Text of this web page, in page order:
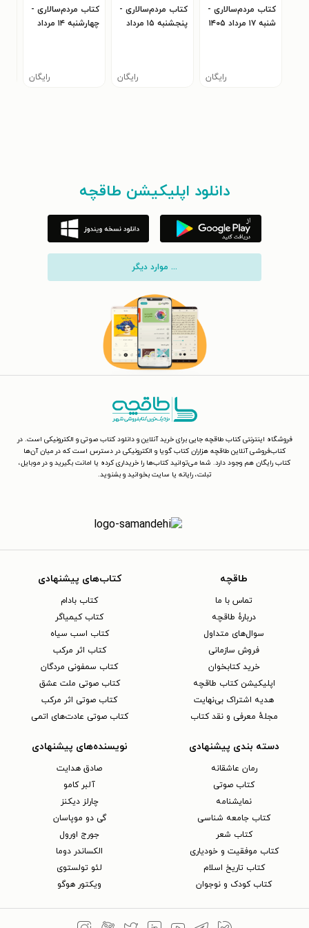
کتاب مردم‌سالاری -
شنبه ۱۷ مرداد ۱۴۰۵
رایگان
کتاب مردم‌سالاری -
پنجشنبه ۱۵ مرداد
رایگان
کتاب مردم‌سالاری -
چهارشنبه ۱۴ مرداد
رایگان
دانلود اپلیکیشن طاقچه
... موارد دیگر
فروشگاه اینترنتی کتاب طاقچه جایی برای خرید آنلاین و دانلود کتاب صوتی و الکترونیکی است. در
کتاب‌فروشی آنلاین طاقچه هزاران کتاب گویا و الکترونیکی در دسترس است که در میان آن‌ها
کتاب رایگان هم وجود دارد. شما می‌توانید کتاب‌ها را خریداری کرده یا امانت بگیرید و در موبایل،
تبلت، رایانه یا سایت بخوانید و بشنوید.
طاقچه
تماس با ما
دربارهٔ طاقچه
سوال‌های متداول
فروش سازمانی
خرید کتابخوان
اپلیکیشن کتاب طاقچه
هدیه اشتراک بی‌نهایت
مجلهٔ معرفی و نقد کتاب
کتاب‌های پیشنهادی
کتاب بادام
کتاب کیمیاگر
کتاب اسب سیاه
کتاب اثر مرکب
کتاب سمفونی مردگان
کتاب صوتی ملت عشق
کتاب صوتی اثر مرکب
کتاب صوتی عادت‌های اتمی
دسته بندی پیشنهادی
رمان عاشقانه
کتاب‌ صوتی
نمایشنامه
کتاب جامعه شناسی
کتاب شعر
کتاب موفقیت و خودیاری
کتاب تاریخ اسلام
کتاب کودک و نوجوان
نویسنده‌های پیشنهادی
صادق هدایت
آلبر کامو
چارلز دیکنز
گی دو موپاسان
جورج اورول
الکساندر دوما
لئو تولستوی
ویکتور هوگو